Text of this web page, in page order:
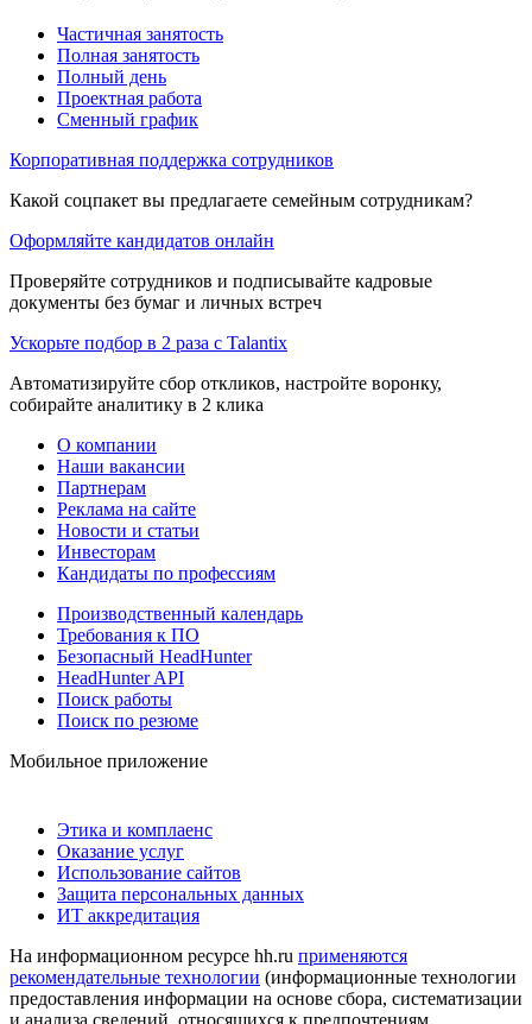
Частичная занятость
Полная занятость
Полный день
Проектная работа
Сменный график
Корпоративная поддержка сотрудников
Какой соцпакет вы предлагаете семейным сотрудникам?
Оформляйте кандидатов онлайн
Проверяйте сотрудников и подписывайте кадровые
документы без бумаг и личных встреч
Ускорьте подбор в 2 раза с Talantix
Автоматизируйте сбор откликов, настройте воронку,
собирайте аналитику в 2 клика
О компании
Наши вакансии
Партнерам
Реклама на сайте
Новости и статьи
Инвесторам
Кандидаты по профессиям
Производственный календарь
Требования к ПО
Безопасный HeadHunter
HeadHunter API
Поиск работы
Поиск по резюме
Мобильное приложение
Этика и комплаенс
Оказание услуг
Использование сайтов
Защита персональных данных
ИТ аккредитация
На информационном ресурсе hh.ru применяются
рекомендательные технологии (информационные технологии
предоставления информации на основе сбора, систематизации
и анализа сведений, относящихся к предпочтениям